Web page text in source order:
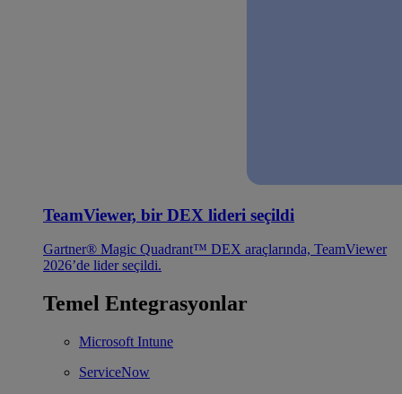
TeamViewer, bir DEX lideri seçildi
Gartner® Magic Quadrant™ DEX araçlarında, TeamViewer
2026’de lider seçildi.
Temel Entegrasyonlar
Microsoft Intune
ServiceNow